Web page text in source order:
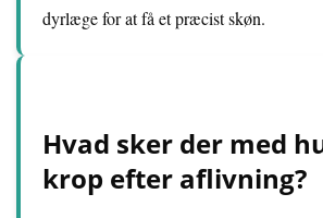
dyrlæge for at få et præcist skøn.
Hvad sker der med
krop efter aflivning?